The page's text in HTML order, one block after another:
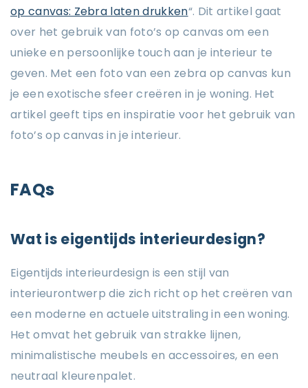
op canvas: Zebra laten drukken“. Dit artikel gaat
over het gebruik van foto’s op canvas om een
unieke en persoonlijke touch aan je interieur te
geven. Met een foto van een zebra op canvas kun
je een exotische sfeer creëren in je woning. Het
artikel geeft tips en inspiratie voor het gebruik van
foto’s op canvas in je interieur.
FAQs
Wat is eigentijds interieurdesign?
Eigentijds interieurdesign is een stijl van
interieurontwerp die zich richt op het creëren van
een moderne en actuele uitstraling in een woning.
Het omvat het gebruik van strakke lijnen,
minimalistische meubels en accessoires, en een
neutraal kleurenpalet.